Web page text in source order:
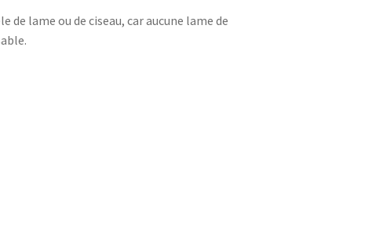
de lame ou de ciseau, car aucune lame de